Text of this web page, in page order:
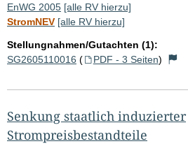
EnWG 2005 [alle RV hierzu]
StromNEV [alle RV hierzu]
Stellungnahmen/Gutachten (1):
SG2605110016 ( PDF - 3 Seiten)
Senkung staatlich induzierter
Strompreisbestandteile